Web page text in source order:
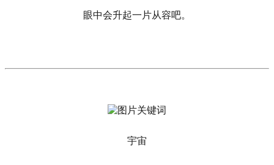
眼中会升起一片从容吧。
宇宙